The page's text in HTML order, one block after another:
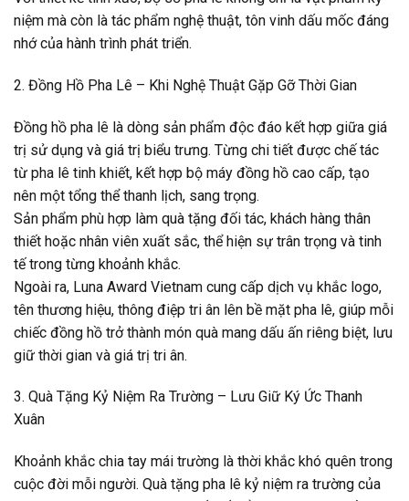
niệm mà còn là tác phẩm nghệ thuật, tôn vinh dấu mốc đáng
nhớ của hành trình phát triển.
2. Đồng Hồ Pha Lê – Khi Nghệ Thuật Gặp Gỡ Thời Gian
Đồng hồ pha lê là dòng sản phẩm độc đáo kết hợp giữa giá
trị sử dụng và giá trị biểu trưng. Từng chi tiết được chế tác
từ pha lê tinh khiết, kết hợp bộ máy đồng hồ cao cấp, tạo
nên một tổng thể thanh lịch, sang trọng.
Sản phẩm phù hợp làm quà tặng đối tác, khách hàng thân
thiết hoặc nhân viên xuất sắc, thể hiện sự trân trọng và tinh
tế trong từng khoảnh khắc.
Ngoài ra, Luna Award Vietnam cung cấp dịch vụ khắc logo,
tên thương hiệu, thông điệp tri ân lên bề mặt pha lê, giúp mỗi
chiếc đồng hồ trở thành món quà mang dấu ấn riêng biệt, lưu
giữ thời gian và giá trị tri ân.
3. Quà Tặng Kỷ Niệm Ra Trường – Lưu Giữ Ký Ức Thanh
Xuân
Khoảnh khắc chia tay mái trường là thời khắc khó quên trong
cuộc đời mỗi người. Quà tặng pha lê kỷ niệm ra trường của